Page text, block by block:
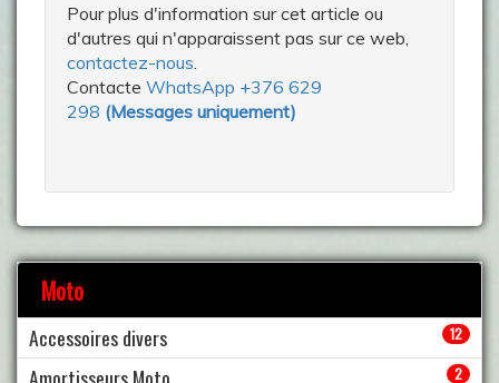
Pour plus d'information sur cet article ou
d'autres qui n'apparaissent pas sur ce web,
contactez-nous
Contacte WhatsApp +376 629
298 (Messages uniquement)
Moto
Accessoires divers 12
2